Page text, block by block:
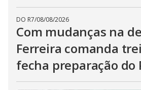
DO R7/08/08/2026
Com mudanças na
Ferreira comanda
fecha preparação do